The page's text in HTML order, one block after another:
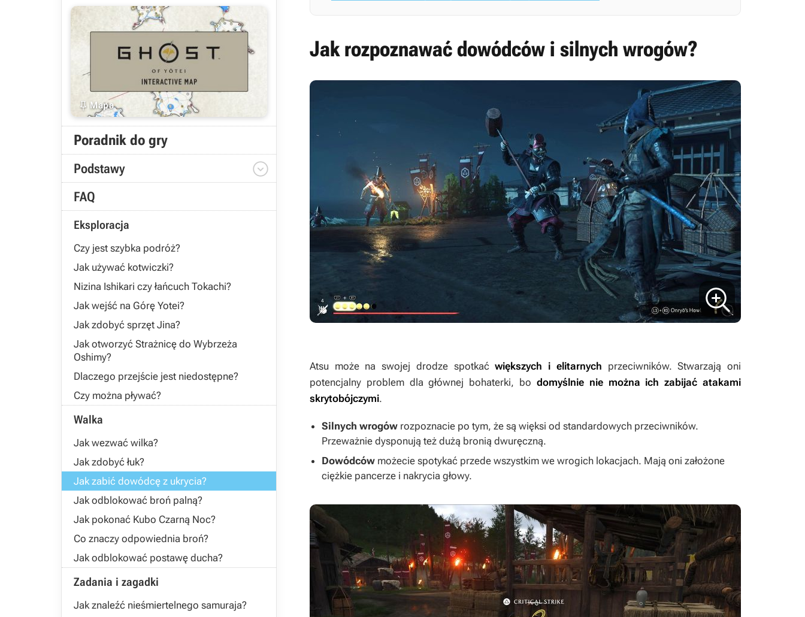
 Mapa
Poradnik do gry
Podstawy 
FAQ
Eksploracja
Czy jest szybka podróż?
Jak używać kotwiczki?
Nizina Ishikari czy łańcuch Tokachi?
Jak wejść na Górę Yotei?
Jak zdobyć sprzęt Jina?
Jak otworzyć Strażnicę do Wybrzeża
Oshimy?
Dlaczego przejście jest niedostępne?
Czy można pływać?
Walka
Jak wezwać wilka?
Jak zdobyć łuk?
Jak zabić dowódcę z ukrycia?
Jak odblokować broń palną?
Jak pokonać Kubo Czarną Noc?
Co znaczy odpowiednia broń?
Jak odblokować postawę ducha?
Zadania i zagadki
Jak znaleźć nieśmiertelnego samuraja?
Jak rozpoznawać dowódców i silnych wrogów?
Atsu może na swojej drodze spotkaćwiększych i elitarnych przeciwników. Stwarzają oni
potencjalny problem dla głównej bohaterki, bo domyślnie nie można ich zabijać atakami
skrytobójczymi.
Silnych wrogów rozpoznacie po tym, że są więksi od standardowych przeciwników.
Przeważnie dysponują też dużą bronią dwuręczną.
Dowódców możecie spotykać przede wszystkim we wrogich lokacjach. Mają oni założone
ciężkie pancerze i nakrycia głowy.